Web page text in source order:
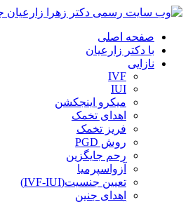
صفحه اصلی
با دکتر زارعیان
نازایی
IVF
IUI
میکرو اینجکشن
اهدای تخمک
فریز تخمک
روش PGD
رحم جایگزین
آزواسپرمیا
تعیین جنسیت(IVF-IUI)
اهدای جنین